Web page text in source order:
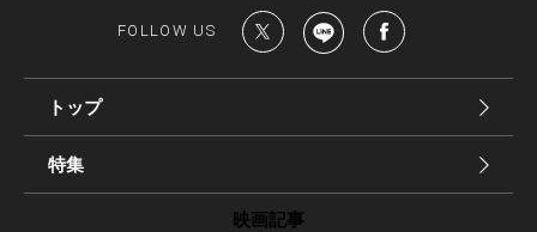
FOLLOW US
トップ
特集
映画記事